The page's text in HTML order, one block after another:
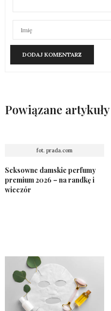
Powiązane artykuły
fot. prada.com
Seksowne damskie perfumy
premium 2026 – na randkę i
wieczór